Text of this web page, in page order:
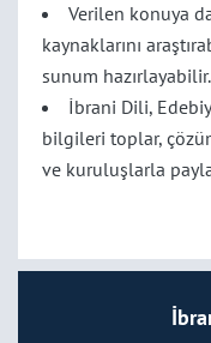
Verilen konuya
kaynaklarını
sunum hazırlayabilir.
İbrani Dili,
bilgileri toplar,
ve kuruluşlarla